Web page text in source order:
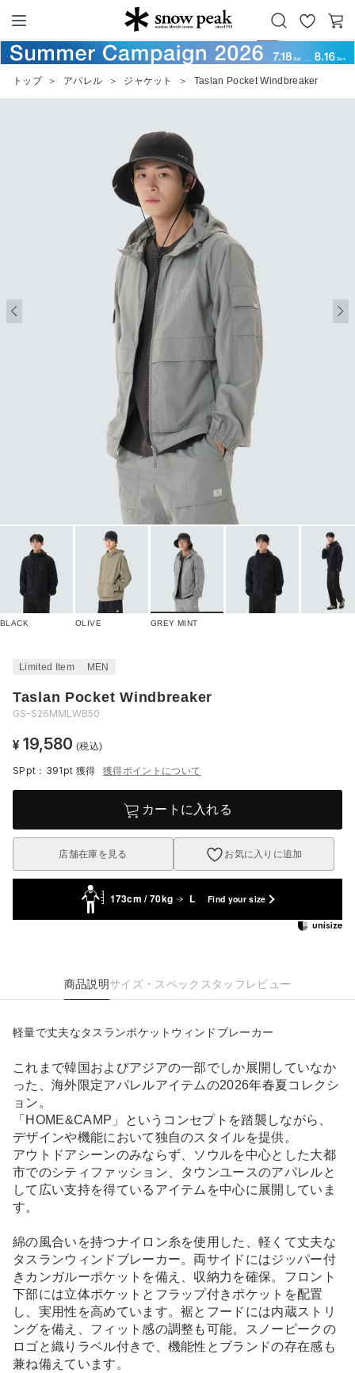
Snow Peak
お
気
カ
ー
トップ ＞ アパレル ＞ ジャケット ＞ Taslan Pocket Windbreaker
BLACK OLIVE GREY MINT
Limited Item MEN
Taslan Pocket Windbreaker
GS-S26MMLWB50
¥ 19,580 (税込)
SPpt：391pt 獲得 獲得ポイントについて
カートに入れる
店舗在庫を見る お気に入りに追加
173cm / 70kg L Find your size
商品説明サイズ・スペック スタッフレビュー
軽量で丈夫なタスランポケットウィンドブレーカー
これまで韓国およびアジアの一部でしか展開していなか
った、海外限定アパレルアイテムの2026年春夏コレクシ
ョン。
「HOME&CAMP」というコンセプトを踏襲しながら、
デザインや機能において独自のスタイルを提供。
アウトドアシーンのみならず、ソウルを中心とした大都
市でのシティファッション、タウンユースのアパレルと
して広い支持を得ているアイテムを中心に展開していま
す。
綿の風合いを持つナイロン糸を使用した、軽くて丈夫な
タスランウィンドブレーカー。両サイドにはジッパー付
きカンガルーポケットを備え、収納力を確保。フロント
下部には立体ポケットとフラップ付きポケットを配置
し、実用性を高めています。裾とフードには内蔵ストリ
ングを備え、フィット感の調整も可能。スノーピークの
ロゴと織りラベル付きで、機能性とブランドの存在感も
兼ね備えています。